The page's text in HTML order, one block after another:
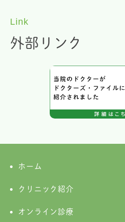
Link
外部リンク
ホーム
クリニック紹介
オンライン診療